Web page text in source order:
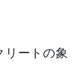
リートの象